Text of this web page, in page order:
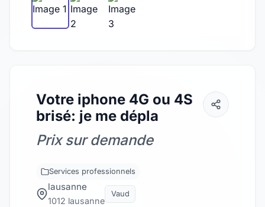
Votre iphone 4G ou 4S
brisé: je me dépla
Prix sur demande
Services professionnels
lausanne
1012 lausanne
Vaud